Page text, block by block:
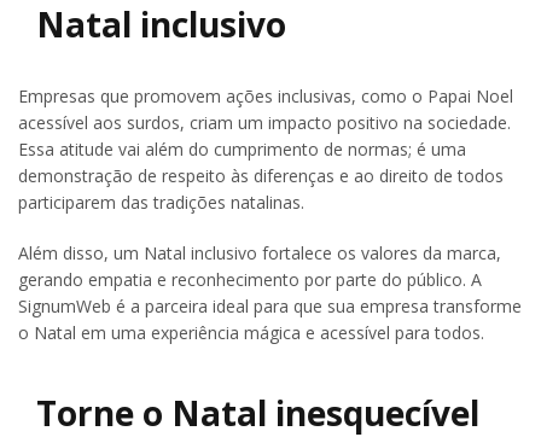
Natal inclusivo
Empresas que promovem ações inclusivas, como o Papai Noel
acessível aos surdos, criam um impacto positivo na sociedade.
Essa atitude vai além do cumprimento de normas; é uma
demonstração de respeito às diferenças e ao direito de todos
participarem das tradições natalinas.
Além disso, um Natal inclusivo fortalece os valores da marca,
gerando empatia e reconhecimento por parte do público. A
SignumWeb é a parceira ideal para que sua empresa transforme
o Natal em uma experiência mágica e acessível para todos.
Torne o Natal inesquecível